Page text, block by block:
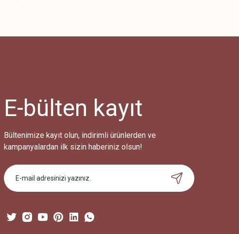
Bu ürüne benzer farklı alternatifler olmalı.
E-bülten kayıt
Bültenimize kayıt olun, indirimli ürünlerden ve
kampanyalardan ilk sizin haberiniz olsun!